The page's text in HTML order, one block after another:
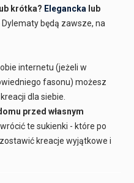
lub krótka? Elegancka lub
Dylematy będą zawsze, na
internetu (jeżeli w
fasonu) możesz
dla siebie.
przed własnym
te sukienki - które po
kreacje wyjątkowe i